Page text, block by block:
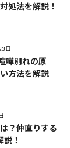
処法を解説！
日
嘩別れの原
方法を解説
？仲直りする
説！